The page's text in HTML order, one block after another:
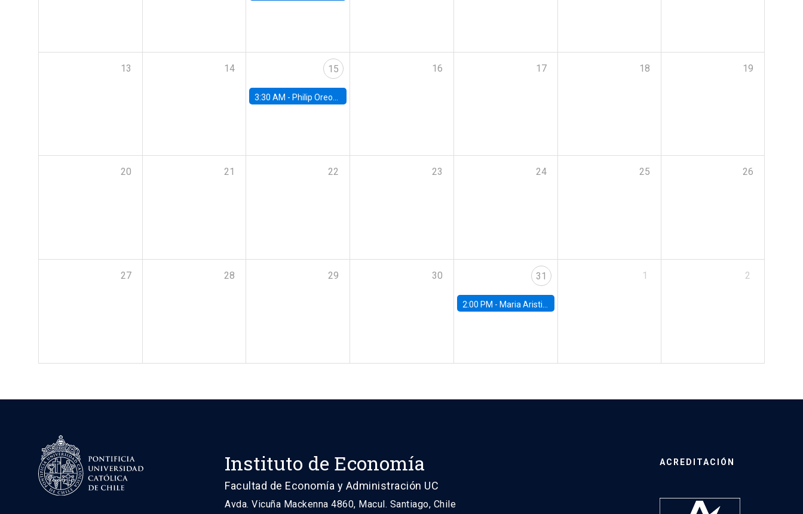
13 14 15
3:30 AM - Philip Oreopolous, University of Toronto
16 17 18 19
20 21 22 23 24 25 26
27 28 29 30 31
2:00 PM - Maria Aristizabal-Ramirez, FED Board
1 2
Instituto de Economía
Facultad de Economía y Administración UC
Avda. Vicuña Mackenna 4860, Macul. Santiago, Chile
ACREDITACIÓN